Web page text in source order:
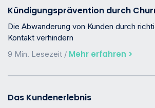
Kündigungsprävention durch
Die Abwanderung von Kunden durch
Kontakt verhindern
9 Min. Lesezeit / Mehr erfahren >
Das Kundenerlebnis